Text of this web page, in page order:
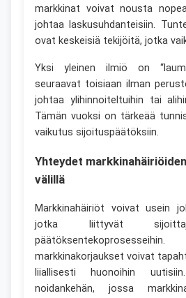
markkinat voivat nousta
johtaa laskusuhdanteisiin.
ovat keskeisiä tekijöitä, jotka
Yksi yleinen ilmiö on
seuraavat toisiaan ilman
johtaa ylihinnoiteltuihin tai
Tämän vuoksi on tärkeää
vaikutus sijoituspäätöksiin.
Yhteydet
välillä
Markkinahäiriöt voivat usein
jotka liittyvät
markkinakorjaukset voivat
liiallisesti huonoihin
noidankehän, jossa